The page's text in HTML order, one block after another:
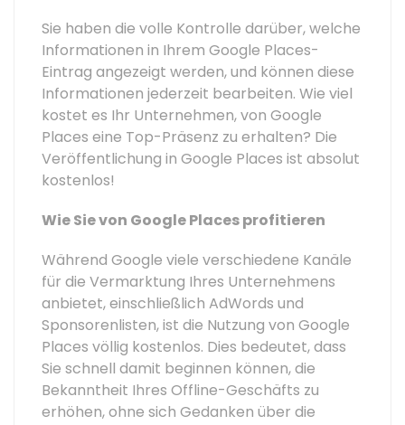
Sie haben die volle Kontrolle darüber, welche
Informationen in Ihrem Google Places-
Eintrag angezeigt werden, und können diese
Informationen jederzeit bearbeiten. Wie viel
kostet es Ihr Unternehmen, von Google
Places eine Top-Präsenz zu erhalten? Die
Veröffentlichung in Google Places ist absolut
kostenlos!
Wie Sie von Google Places profitieren
Während Google viele verschiedene Kanäle
für die Vermarktung Ihres Unternehmens
anbietet, einschließlich AdWords und
Sponsorenlisten, ist die Nutzung von Google
Places völlig kostenlos. Dies bedeutet, dass
Sie schnell damit beginnen können, die
Bekanntheit Ihres Offline-Geschäfts zu
erhöhen, ohne sich Gedanken über die